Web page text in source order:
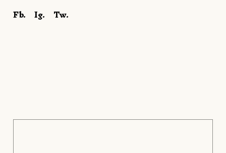
Fb. Ig. Tw.